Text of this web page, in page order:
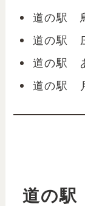
道の駅
道の駅
道の駅
道の駅
道の